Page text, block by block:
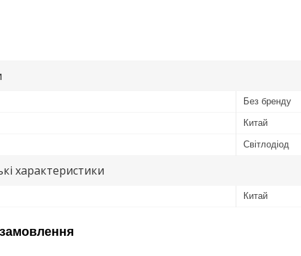
Без бренду
Китай
Світлодіод
характеристики
Китай